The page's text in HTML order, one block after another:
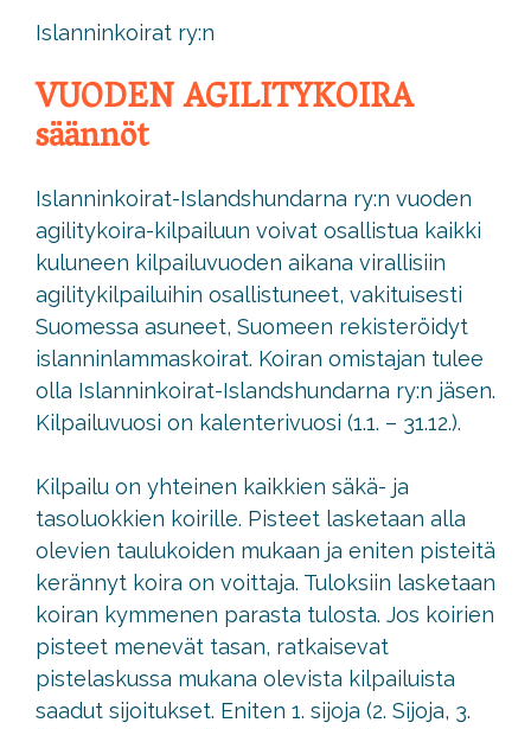
Islanninkoirat ry:n
VUODEN AGILITYKOIRA
säännöt
Islanninkoirat-Islandshundarna ry:n vuoden
agilitykoira-kilpailuun voivat osallistua kaikki
kuluneen kilpailuvuoden aikana virallisiin
agilitykilpailuihin osallistuneet, vakituisesti
Suomessa asuneet, Suomeen rekisteröidyt
islanninlammaskoirat. Koiran omistajan tulee
olla Islanninkoirat-Islandshundarna ry:n jäsen.
Kilpailuvuosi on kalenterivuosi (1.1. – 31.12.).
Kilpailu on yhteinen kaikkien säkä- ja
tasoluokkien koirille. Pisteet lasketaan alla
olevien taulukoiden mukaan ja eniten pisteitä
kerännyt koira on voittaja. Tuloksiin lasketaan
koiran kymmenen parasta tulosta. Jos koirien
pisteet menevät tasan, ratkaisevat
pistelaskussa mukana olevista kilpailuista
saadut sijoitukset. Eniten 1. sijoja (2. Sijoja, 3.